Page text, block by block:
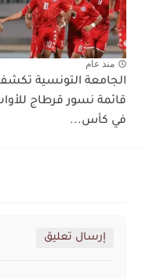
منذ عام
الجامعة التونسية
قائمة نسور قرطاج
في كأس...
إرسال تعليق